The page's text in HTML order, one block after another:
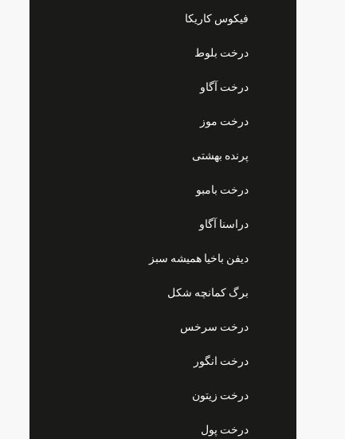
فیکوس کاریکا
درخت بلوط
درخت آگاو
درخت موز
پرنده بهشتی
درخت بامبو
دراسنا آگاو
دیفن باخیا همیشه سبز
برگ کمانچه شکل
درخت سرخس
درخت انگور
درخت زیتون
درخت پول